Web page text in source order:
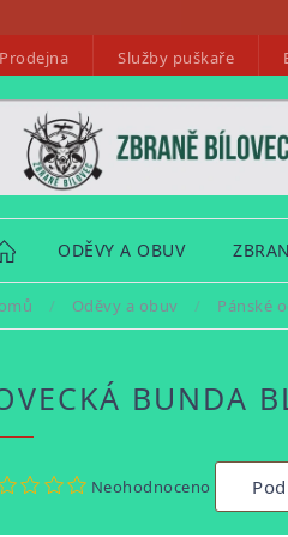
Prodejna Služby puškaře
ODĚVY A OBUV
/ Oděvy a obuv / Pánské
BUNDA
hodnocení
Neohodnoceno